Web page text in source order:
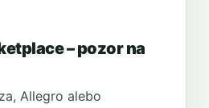
– pozor na
Allegro alebo